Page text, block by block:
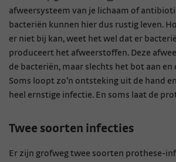
afweersysteem van je lichaam of
bacteriën kunnen hier dus rustig leven.
er niet bij kan, weet het wel dat er
produceert het afweerstoffen. Deze
de bacteriën, maar slechts het bot aan
Soms loopt zo’n ontsteking uit de hand
heel ernstige infectie. En soms laat de
Twee soorten infecties
Er zijn grofweg twee soorten prothese-